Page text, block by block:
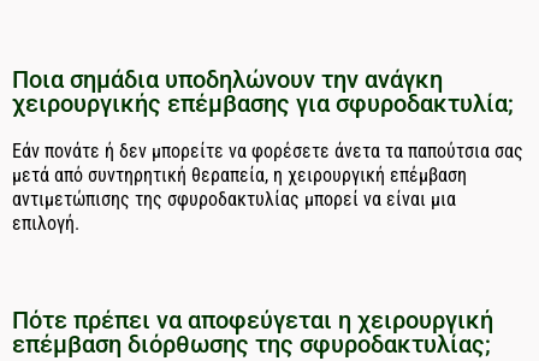
Ποια σημάδια υποδηλώνουν την ανάγκη
χειρουργικής επέμβασης για σφυροδακτυλία;
Εάν πονάτε ή δεν μπορείτε να φορέσετε άνετα τα παπούτσια σας
μετά από συντηρητική θεραπεία, η χειρουργική επέμβαση
αντιμετώπισης της σφυροδακτυλίας μπορεί να είναι μια
επιλογή.
Πότε πρέπει να αποφεύγεται η χειρουργική
επέμβαση διόρθωσης της σφυροδακτυλίας;